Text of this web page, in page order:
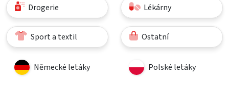
Drogerie Lékárny
Sport a textil Ostatní
Německé letáky Polské letáky